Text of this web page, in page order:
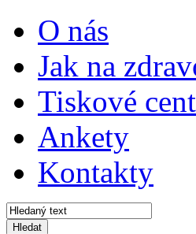
O nás
Jak na
Tiskové
Ankety
Kontakty
Hledat